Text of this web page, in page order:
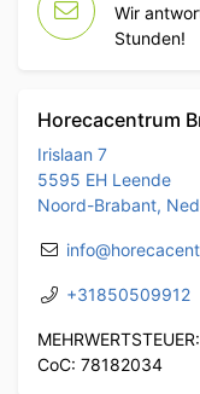
Wir
Stunden!
Horecacentrum
Irislaan 7
5595 EH Leende
Noord-Brabant,
+31850509912
CoC: 78182034